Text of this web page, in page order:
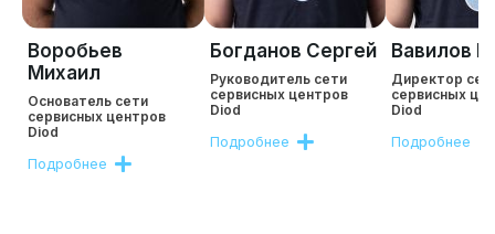
Воробьев
Михаил
Основатель сети
сервисных центров
Diod
Подробнее
Богданов Сергей
Руководитель сети
сервисных центров
Diod
Подробнее
Вавилов
Директор
сервисных
Diod
Подробнее